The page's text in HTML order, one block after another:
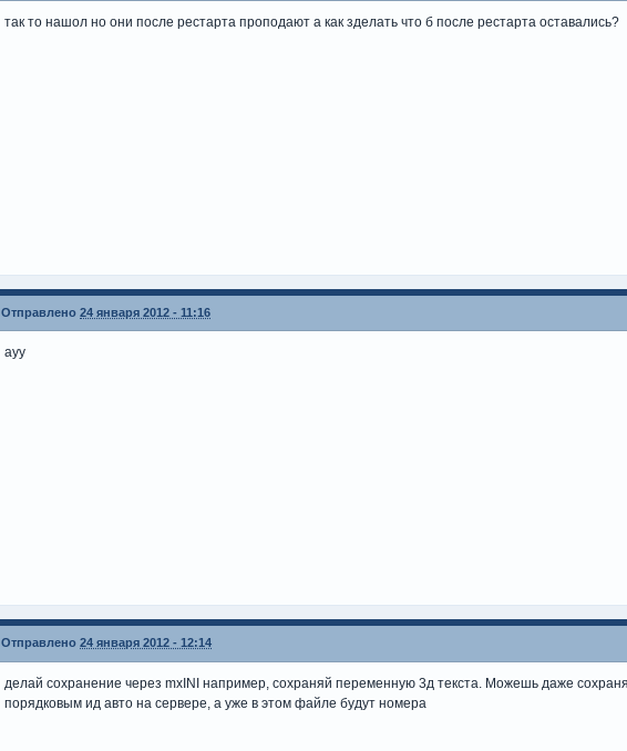
так то нашол но они после рестарта проподают а как зделать что б после рестарта оставались?
Отправлено24 января 2012 - 11:16
ауу
Отправлено24 января 2012 - 12:14
делай сохранение через mxINI например, сохраняй переменную 3д текста. Можешь даже
порядковым ид авто на сервере, а уже в этом файле будут номера